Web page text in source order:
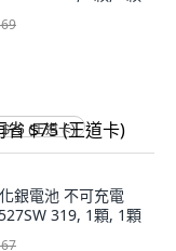
(王道卡)
銀電池 不可充電
319, 1顆, 1顆